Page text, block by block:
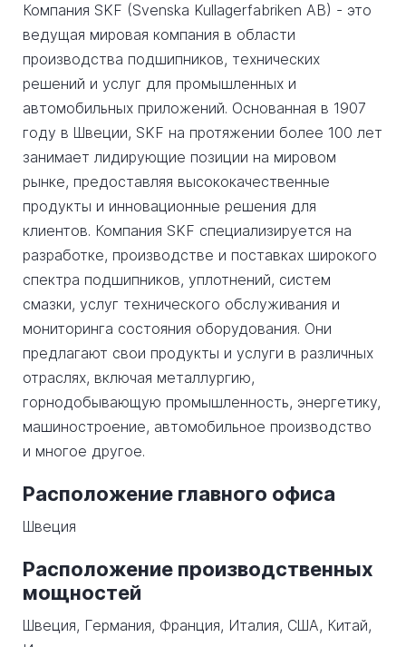
Компания SKF (Svenska Kullagerfabriken AB) - это
ведущая мировая компания в области
производства подшипников, технических
решений и услуг для промышленных и
автомобильных приложений. Основанная в 1907
году в Швеции, SKF на протяжении более 100 лет
занимает лидирующие позиции на мировом
рынке, предоставляя высококачественные
продукты и инновационные решения для
клиентов. Компания SKF специализируется на
разработке, производстве и поставках широкого
спектра подшипников, уплотнений, систем
смазки, услуг технического обслуживания и
мониторинга состояния оборудования. Они
предлагают свои продукты и услуги в различных
отраслях, включая металлургию,
горнодобывающую промышленность, энергетику,
машиностроение, автомобильное производство
и многое другое.
Расположение главного офиса
Швеция
Расположение производственных
мощностей
Швеция, Германия, Франция, Италия, США, Китай,